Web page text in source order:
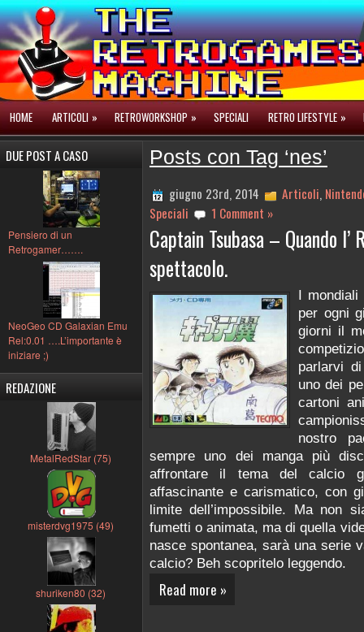
HOME ARTICOLI » RETROWORKSHOP » SPECIALI RETRO LIFESTYLE »
DUE POST A CASO
Pensiero di un
Retrogamer…….
NeoGeo CD Galaxian Emu
Rel:0.01 ….L’importante è
iniziare ;)
REDAZIONE
MetalRedStar (75)
misterdvg1975 (49)
shuriken80 (32)
Posts con Tag ‘nes’
giugno 23rd, 2014 Articoli,
Speciali
1 Comment »
Captain Tsubasa – Quando
spettacolo.
I
per ogni
giorni il
parlarvi
uno dei
cartoni
nostro
sempre uno dei manga più
affrontare il tema del calcio
affascinante e carismatico, con
limite dell’impossibile. Ma non
fumetti o animata, ma di quella
nasce spontanea, sarà una serie
calcio? Beh scopritelo leggendo.
Read more »